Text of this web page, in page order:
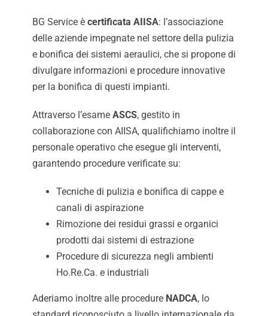
BG Service è certificata AIISA: l’associazione
delle aziende impegnate nel settore della pulizia
e bonifica dei sistemi aeraulici, che si propone di
divulgare informazioni e procedure innovative
per la bonifica di questi impianti.
Attraverso l’esame ASCS, gestito in
collaborazione con AIISA, qualifichiamo inoltre il
personale operativo che esegue gli interventi,
garantendo procedure verificate su:
Tecniche di pulizia e bonifica di cappe e
canali di aspirazione
Rimozione dei residui grassi e organici
prodotti dai sistemi di estrazione
Procedure di sicurezza negli ambienti
Ho.Re.Ca. e industriali
Aderiamo inoltre alle procedure NADCA, lo